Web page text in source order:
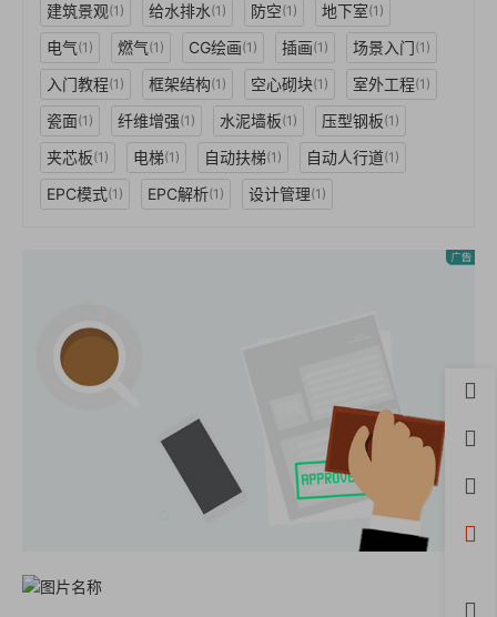
建筑景观(1) 给水排水(1) 防空(1) 地下室(1)
电气(1) 燃气(1) CG绘画(1) 插画(1) 场景入门(1)
入门教程(1) 框架结构(1) 空心砌块(1) 室外工程(1)
瓷面(1) 纤维增强(1) 水泥墙板(1) 压型钢板(1)
夹芯板(1) 电梯(1) 自动扶梯(1) 自动人行道(1)
EPC模式(1) EPC解析(1) 设计管理(1)